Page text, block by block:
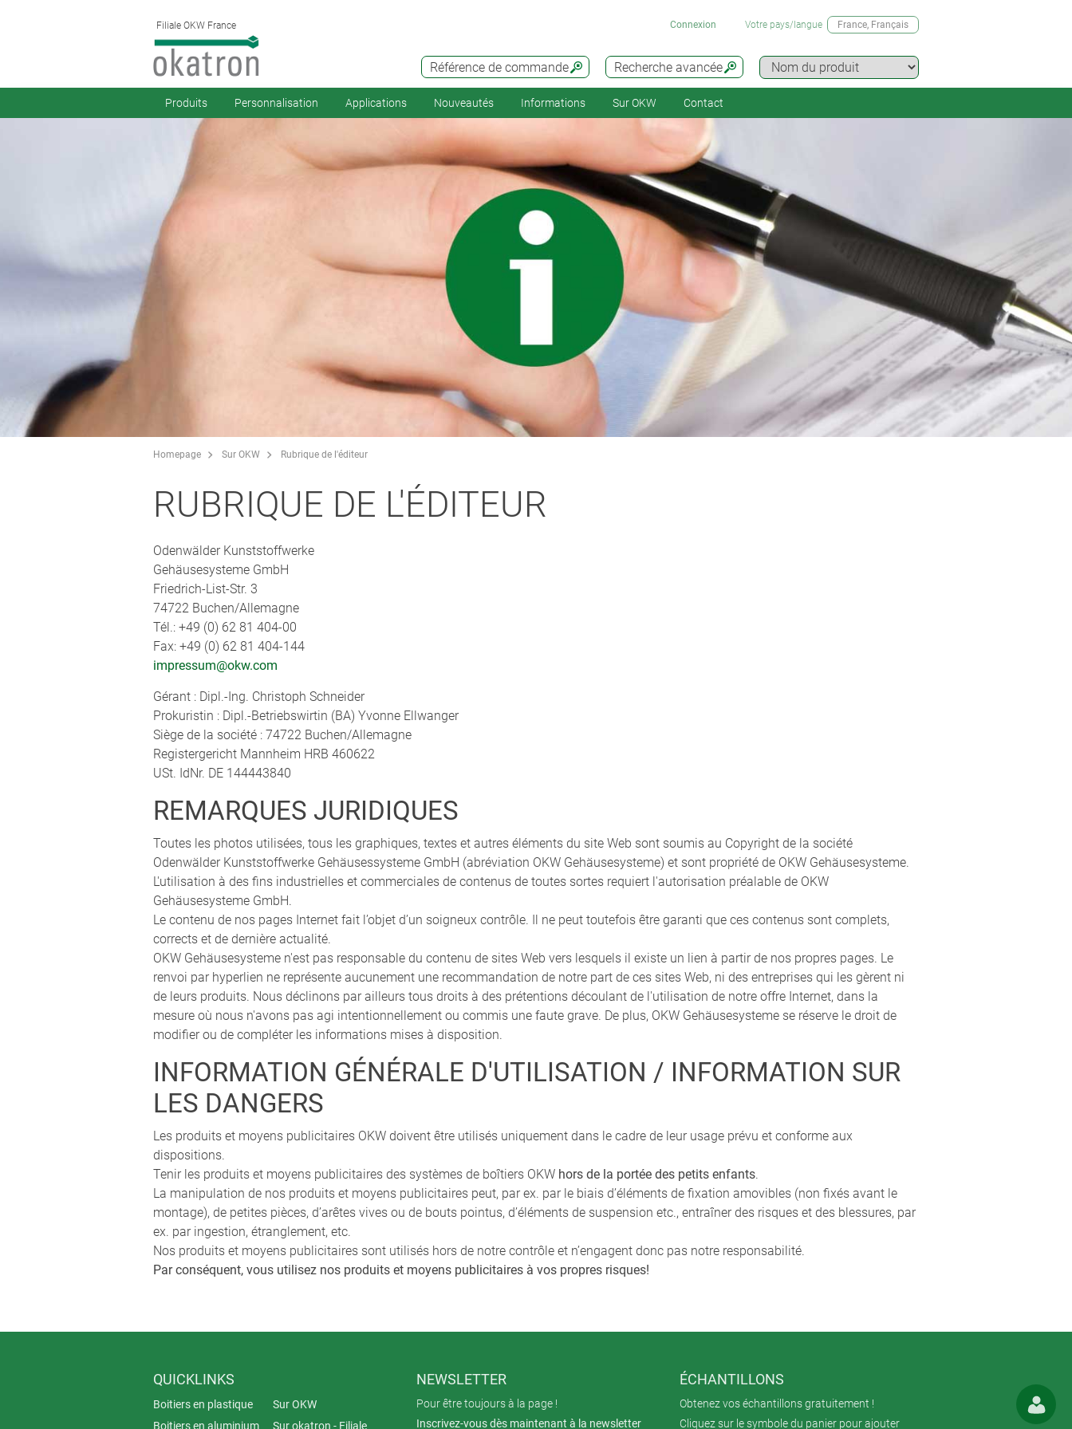
Filiale OKW France
Recherche avancée
Référence de commande
Connexion Votre pays/langue France, Français
Produits Personnalisation Applications Nouveautés Informations Sur OKW Contact
Homepage Sur OKW Rubrique de l'éditeur
RUBRIQUE DE L'ÉDITEUR
Odenwälder Kunststoffwerke
Gehäusesysteme GmbH
Friedrich-List-Str. 3
74722 Buchen/Allemagne
Tél.: +49 (0) 62 81 404-00
Fax: +49 (0) 62 81 404-144
impressum@okw.com
Gérant : Dipl.-Ing. Christoph Schneider
Prokuristin : Dipl.-Betriebswirtin (BA) Yvonne Ellwanger
Siège de la société : 74722 Buchen/Allemagne
Registergericht Mannheim HRB 460622
USt. IdNr. DE 144443840
REMARQUES JURIDIQUES
Toutes les photos utilisées, tous les graphiques, textes et autres éléments du site Web sont soumis au Copyright de la société
Odenwälder Kunststoffwerke Gehäusessysteme GmbH (abréviation OKW Gehäusesysteme) et sont propriété de OKW Gehäusesysteme.
L'utilisation à des fins industrielles et commerciales de contenus de toutes sortes requiert l'autorisation préalable de OKW
Gehäusesysteme GmbH.
Le contenu de nos pages Internet fait l’objet d’un soigneux contrôle. Il ne peut toutefois être garanti que ces contenus sont complets,
corrects et de dernière actualité.
OKW Gehäusesysteme n'est pas responsable du contenu de sites Web vers lesquels il existe un lien à partir de nos propres pages. Le
renvoi par hyperlien ne représente aucunement une recommandation de notre part de ces sites Web, ni des entreprises qui les gèrent ni
de leurs produits. Nous déclinons par ailleurs tous droits à des prétentions découlant de l'utilisation de notre offre Internet, dans la
mesure où nous n'avons pas agi intentionnellement ou commis une faute grave. De plus, OKW Gehäusesysteme se réserve le droit de
modifier ou de compléter les informations mises à disposition.
INFORMATION GÉNÉRALE D'UTILISATION / INFORMATION SUR
LES DANGERS
Les produits et moyens publicitaires OKW doivent être utilisés uniquement dans le cadre de leur usage prévu et conforme aux
dispositions.
Tenir les produits et moyens publicitaires des systèmes de boîtiers OKW hors de la portée des petits enfants.
La manipulation de nos produits et moyens publicitaires peut, par ex. par le biais d’éléments de fixation amovibles (non fixés avant le
montage), de petites pièces, d’arêtes vives ou de bouts pointus, d’éléments de suspension etc., entraîner des risques et des blessures, par
ex. par ingestion, étranglement, etc.
Nos produits et moyens publicitaires sont utilisés hors de notre contrôle et n’engagent donc pas notre responsabilité.
Par conséquent, vous utilisez nos produits et moyens publicitaires à vos propres risques!
QUICKLINKS
Boitiers en plastique
Boitiers en aluminium
Sur OKW
Sur okatron - Filiale
NEWSLETTER
Pour être toujours à la page !
Inscrivez-vous dès maintenant à la newsletter
ÉCHANTILLONS
Obtenez vos échantillons gratuitement !
Cliquez sur le symbole du panier pour ajouter